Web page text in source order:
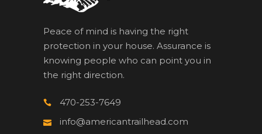
Peace of mind is having the right
protection in your house. Assurance is
knowing people who can point you in
the right direction.
470-253-7649
info@americantrailhead.com